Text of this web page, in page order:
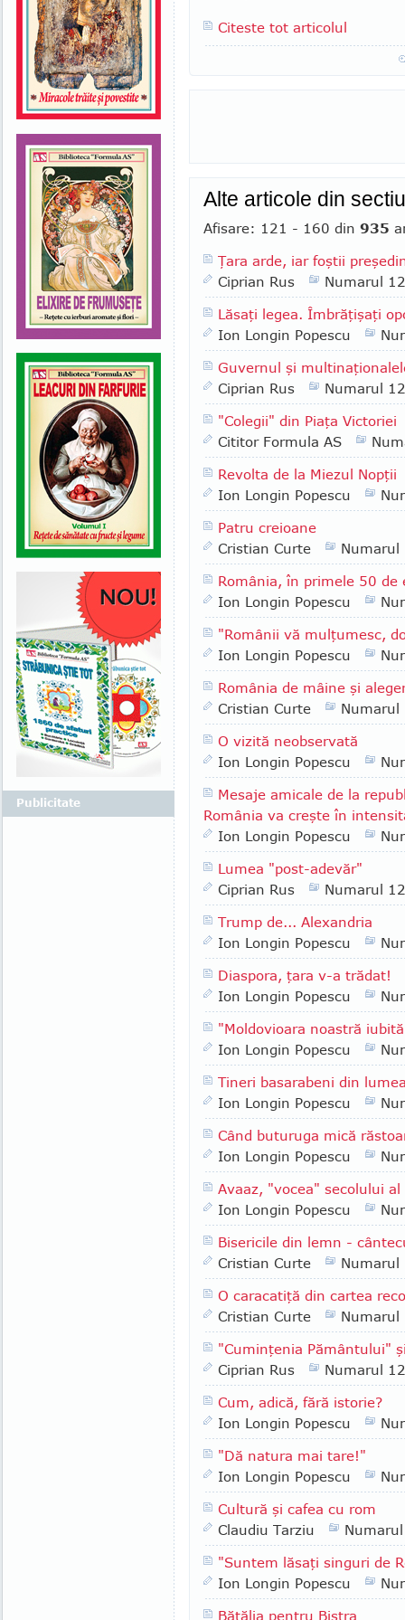
Citeste tot articolul
Alte articole din
Afisare: 121 - 160 din 935
Ţara arde, iar foştii
Ciprian Rus
Numarul
Lăsaţi legea. Îmbrăţişaţi
Ion Longin Popescu
Guvernul şi
Ciprian Rus
Numarul
"Colegii" din Piaţa Victoriei
Cititor Formula AS
Revolta de la Miezul Nopţii
Ion Longin Popescu
Patru creioane
Cristian Curte
Numarul
România, în primele 50 de
Ion Longin Popescu
"Românii vă mulţumesc,
Ion Longin Popescu
România de mâine şi
Cristian Curte
Numarul
O vizită neobservată
Ion Longin Popescu
Mesaje amicale de la
România va creşte în
Ion Longin Popescu
Lumea "post-adevăr"
Ciprian Rus
Numarul
Trump de... Alexandria
Ion Longin Popescu
Diaspora, ţara v-a trădat!
Ion Longin Popescu
"Moldovioara noastră
Ion Longin Popescu
Tineri basarabeni din
Ion Longin Popescu
Când buturuga mică
Ion Longin Popescu
Avaaz, "vocea" secolului al
Ion Longin Popescu
Bisericile din lemn -
Cristian Curte
Numarul
O caracatiţă din cartea
Cristian Curte
Numarul
"Cuminţenia Pământului"
Ciprian Rus
Numarul
Cum, adică, fără istorie?
Ion Longin Popescu
"Dă natura mai tare!"
Ion Longin Popescu
Cultură şi cafea cu rom
Claudiu Tarziu
"Suntem lăsaţi singuri de
Ion Longin Popescu
Bătălia pentru Bistra
Publicitate